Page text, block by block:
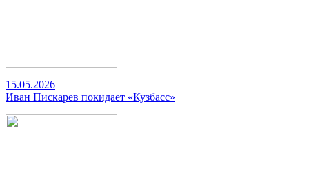
15.05.2026
Иван Пискарев покидает «Кузбасс»